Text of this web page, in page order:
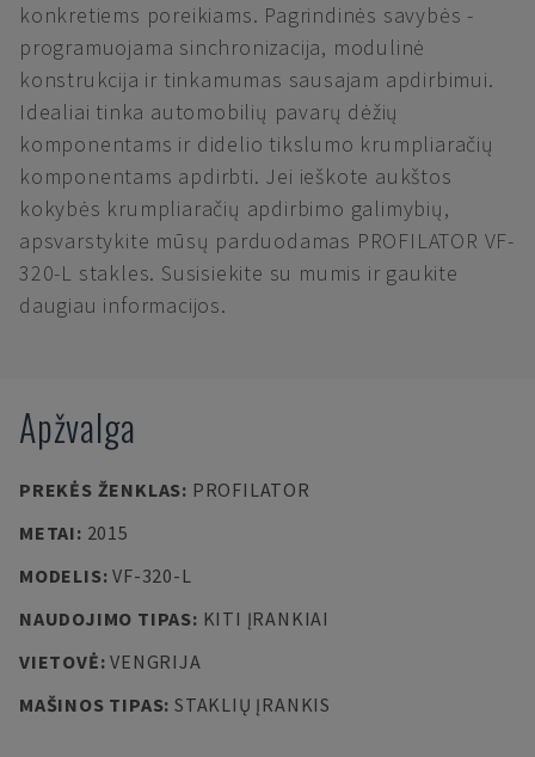
konkretiems poreikiams. Pagrindinės savybės -
programuojama sinchronizacija, modulinė
konstrukcija ir tinkamumas sausajam apdirbimui.
Idealiai tinka automobilių pavarų dėžių
komponentams ir didelio tikslumo krumpliaračių
komponentams apdirbti. Jei ieškote aukštos
kokybės krumpliaračių apdirbimo galimybių,
apsvarstykite mūsų parduodamas PROFILATOR VF-
320-L stakles. Susisiekite su mumis ir gaukite
daugiau informacijos.
Apžvalga
PREKĖS ŽENKLAS: PROFILATOR
METAI: 2015
MODELIS:VF-320-L
NAUDOJIMO TIPAS: KITI ĮRANKIAI
VIETOVĖ:VENGRIJA
MAŠINOS TIPAS: STAKLIŲ ĮRANKIS